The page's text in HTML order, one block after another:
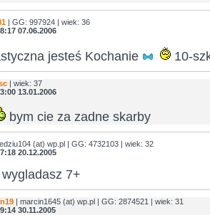
| GG: 997924 | wiek: 36
07.06.2006
jesteś Kochanie 10-
| wiek: 37
13.01.2006
bym cie za zadne skarby
(at) wp.pl | GG: 4732103 | wiek: 32
20.12.2005
7+
| marcin1645 (at) wp.pl | GG: 2874521 | wiek: 31
30.11.2005